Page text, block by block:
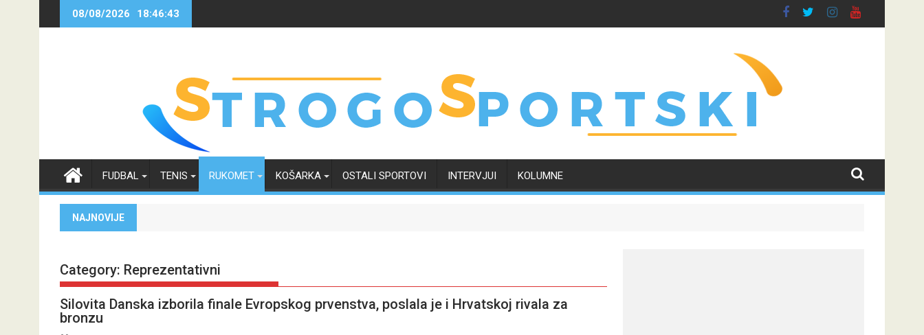
08/08/2026 18:46:45
FUDBAL TENIS RUKOMET KOŠARKA OSTALI SPORTOVI INTERVJUI KOLUMNE
NAJNOVIJE
Category: Reprezentativni
Silovita Danska izborila finale Evropskog prvenstva, poslala je i Hrvatskoj rivala za
bronzu